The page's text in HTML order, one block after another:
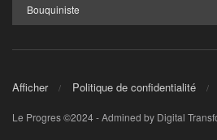
Afficher Politique de confidentialité
Le Progres ©2024 - Admined by Digital